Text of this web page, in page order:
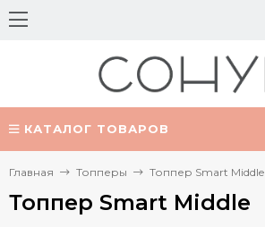
КАТАЛОГ ТОВАРОВ
Главная Топперы Топпер Smart Middle
Топпер Smart Middle